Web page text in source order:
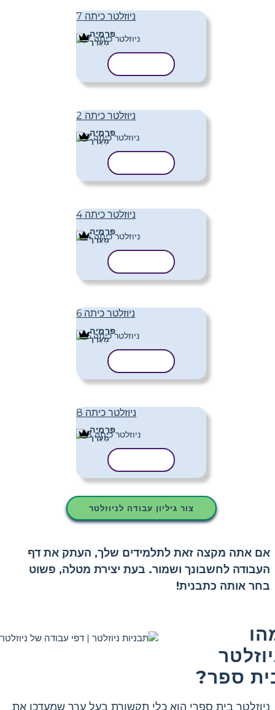
ניוזלטר כיתה 7
פּרֶמיָה
מַעֲרָך
ניוזלטר כיתה 2
פּרֶמיָה
מַעֲרָך
ניוזלטר כיתה 4
פּרֶמיָה
מַעֲרָך
ניוזלטר כיתה 6
פּרֶמיָה
מַעֲרָך
ניוזלטר כיתה 8
פּרֶמיָה
מַעֲרָך
צור גיליון עבודה לניוזלטר
אם אתה מקצה זאת לתלמידים שלך, העתק את דף
העבודה לחשבונך ושמור. בעת יצירת מטלה, פשוט
בחר אותה כתבנית!
ספר?
ניוזלטר בית ספרי הוא כלי תקשורת בעל ערך שמעדכן את